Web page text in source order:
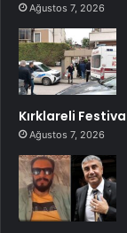
Ağustos 7, 2026
Kırklareli
Ağustos 7, 2026